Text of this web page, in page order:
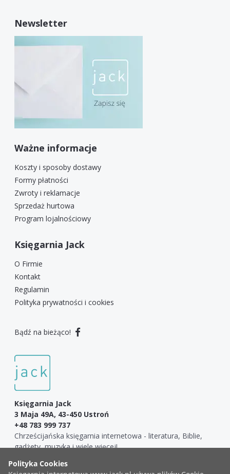
Newsletter
Ważne informacje
Koszty i sposoby dostawy
Formy płatności
Zwroty i reklamacje
Sprzedaż hurtowa
Program lojalnościowy
Księgarnia Jack
O Firmie
Kontakt
Regulamin
Polityka prywatności i cookies
Bądź na bieżąco!
Księgarnia Jack
3 Maja 49A, 43-450 Ustroń
+48 783 999 737
Chrześcijańska księgarnia internetowa - literatura, Biblie,
gadżety, muzyka i wiele więcej!